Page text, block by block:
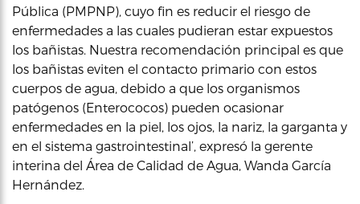
Pública (PMPNP), cuyo fin es reducir el riesgo de
enfermedades a las cuales pudieran estar expuestos
los bañistas. Nuestra recomendación principal es que
los bañistas eviten el contacto primario con estos
cuerpos de agua, debido a que los organismos
patógenos (Enterococos) pueden ocasionar
enfermedades en la piel, los ojos, la nariz, la garganta y
en el sistema gastrointestinal’, expresó la gerente
interina del Área de Calidad de Agua, Wanda García
Hernández.